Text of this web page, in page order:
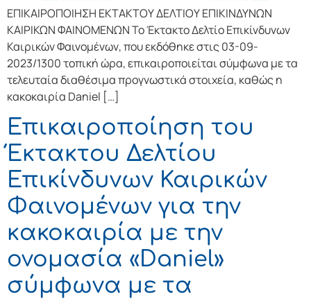
ΕΠΙΚΑΙΡΟΠΟΙΗΣΗ ΕΚΤΑΚΤΟΥ ΔΕΛΤΙΟΥ ΕΠΙΚΙΝΔΥΝΩΝ
ΚΑΙΡΙΚΩΝ ΦΑΙΝΟΜΕΝΩΝ Το Έκτακτο Δελτίο Επικίνδυνων
Καιρικών Φαινομένων, που εκδόθηκε στις 03-09-
2023/1300 τοπική ώρα, επικαιροποιείται σύμφωνα με τα
τελευταία διαθέσιμα προγνωστικά στοιχεία, καθώς η
κακοκαιρία Daniel […]
Επικαιροποίηση του
Έκτακτου Δελτίου
Επικίνδυνων Καιρικών
Φαινομένων για την
κακοκαιρία με την
ονομασία «Daniel»
σύμφωνα με τα